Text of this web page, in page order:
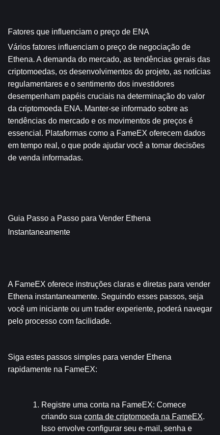
Fatores que influenciam o preço de ENA
Vários fatores influenciam o preço de negociação de
Ethena. A demanda do mercado, as tendências gerais das
criptomoedas, os desenvolvimentos do projeto, as notícias
regulamentares e o sentimento dos investidores
desempenham papéis cruciais na determinação do valor
da criptomoeda ENA. Manter-se informado sobre as
tendências do mercado e os movimentos de preços é
essencial. Plataformas como a FameEX oferecem dados
em tempo real, o que pode ajudar você a tomar decisões
de venda informadas.
Guia Passo a Passo para Vender Ethena
Instantaneamente
A FameEX oferece instruções claras e diretas para vender
Ethena instantaneamente. Seguindo esses passos, seja
você um iniciante ou um trader experiente, poderá navegar
pelo processo com facilidade.
Siga estes passos simples para vender Ethena
rapidamente na FameEX:
Registre uma conta na FameEX: Comece
criando sua conta de criptomoeda na FameEX.
Isso envolve configurar seu e-mail, senha e